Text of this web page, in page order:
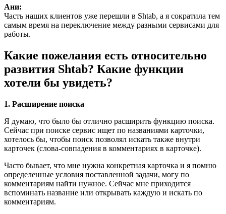
Ани:
Часть наших клиентов уже перешли в Shtab, а я сократила тем
самым время на переключение между разными сервисами для
работы.
Какие пожелания есть относительно
развития Shtab? Какие функции
хотели бы увидеть?
1. Расширение поиска
Я думаю, что было бы отлично расширить функцию поиска.
Сейчас при поиске сервис ищет по названиями карточки,
хотелось бы, чтобы поиск позволял искать также внутри
карточек (слова-совпадения в комментариях в карточке).
Часто бывает, что мне нужна конкретная карточка и я помню
определенные условия поставленной задачи, могу по
комментариям найти нужное. Сейчас мне приходится
вспоминать название или открывать каждую и искать по
комментариям.